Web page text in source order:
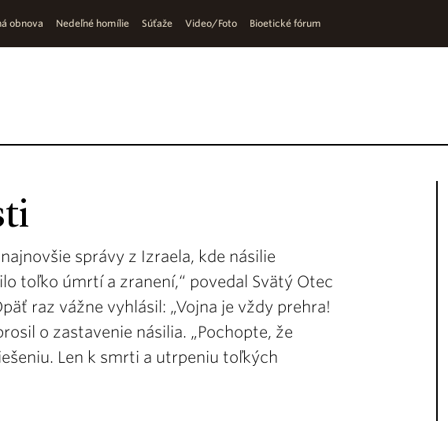
obnova Nedeľné homílie Súťaže Video/Foto Bioetické fórum
správy z Izraela, kde násilie
toľko úmrtí a zranení,“ povedal Svätý Otec
raz vážne vyhlásil: „Vojna je vždy prehra!
o zastavenie násilia. „Pochopte, že
Len k smrti a utrpeniu toľkých